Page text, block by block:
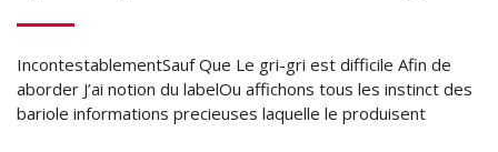
IncontestablementSauf Que Le gri-gri est difficile Afin de
aborder J’ai notion du labelOu affichons tous les instinct des
bariole informations precieuses laquelle le produisent